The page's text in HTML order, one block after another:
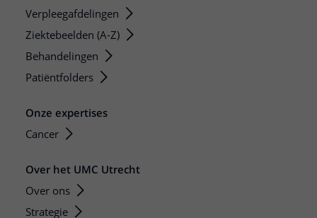
Verpleegafdelingen
Ziektebeelden (A-Z)
Behandelingen
Patiëntfolders
Onze expertises
Cancer
Over het UMC Utrecht
Over ons
Strategie